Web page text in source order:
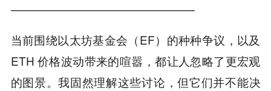
————————————————
当前围绕以太坊基金会（EF）的种种争议，以及
ETH 价格波动带来的喧嚣，都让人忽略了更宏观
的图景。我固然理解这些讨论，但它们并不能决